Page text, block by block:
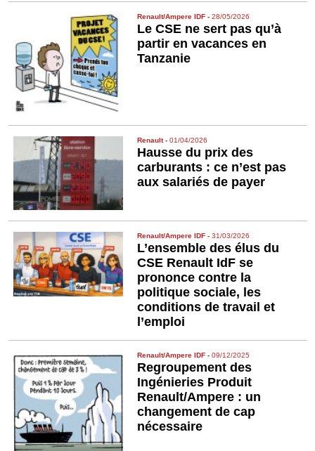
Renault/Ampere IDF -28/05/2026
Le CSE ne sert pas qu’à
partir en vacances en
Tanzanie
Renault-01/04/2026
Hausse du prix des
carburants : ce n’est pas
aux salariés de payer
Renault/Ampere IDF -31/03/2026
L’ensemble des élus du
CSE Renault IdF se
prononce contre la
politique sociale, les
conditions de travail et
l’emploi
Renault/Ampere IDF -09/12/2025
Regroupement des
Ingénieries Produit
Renault/Ampere : un
changement de cap
nécessaire